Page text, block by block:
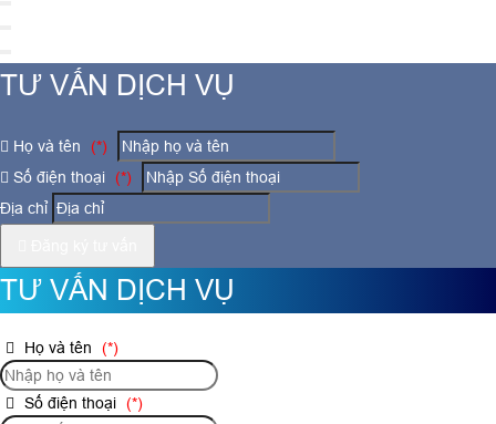
TƯ VẤN DỊCH VỤ
Họ và tên
(*)
Số điện thoại
(*)
Địa chỉ
TƯ VẤN DỊCH VỤ
Họ và tên (*)
Số điện thoại (*)